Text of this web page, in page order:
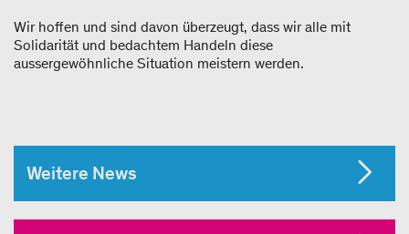
Wir hoffen und sind davon überzeugt, dass wir alle mit
Solidarität und bedachtem Handeln diese
aussergewöhnliche Situation meistern werden.
Weitere News